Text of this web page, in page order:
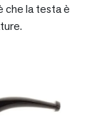
che la testa è